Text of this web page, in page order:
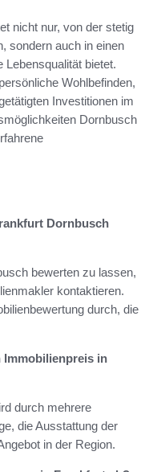
nicht nur, von der stetig
sondern auch in einen
Lebensqualität bietet.
Wohlbefinden,
Investitionen im
Dornbusch
Dornbusch
bewerten zu lassen,
kontaktieren.
durch, die
Immobilienpreis in
durch mehrere
die Ausstattung der
in der Region.